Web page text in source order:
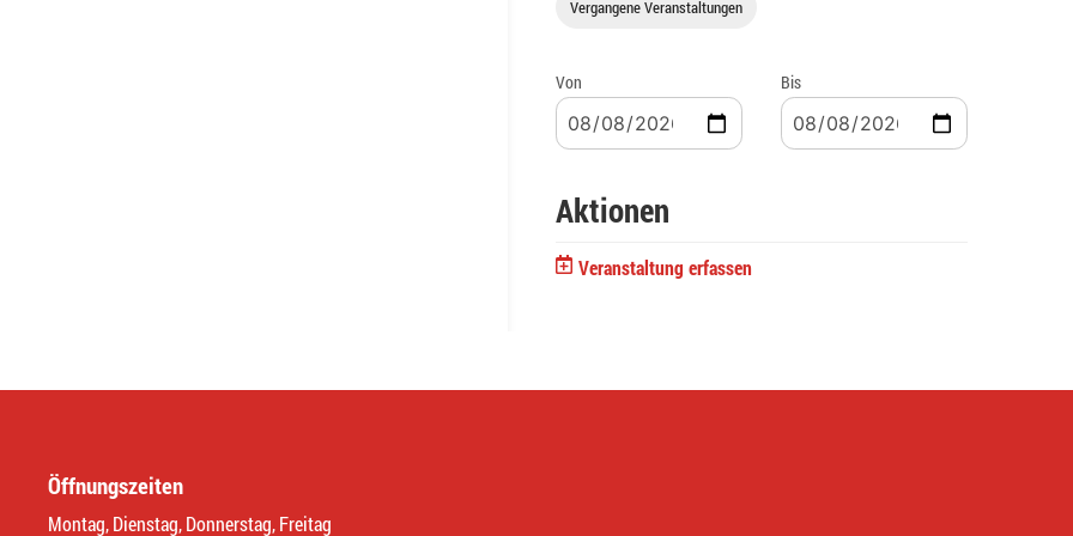
Vergangene Veranstaltungen
Von Bis
Aktionen
Veranstaltung erfassen
Öffnungszeiten
Montag, Dienstag, Donnerstag, Freitag